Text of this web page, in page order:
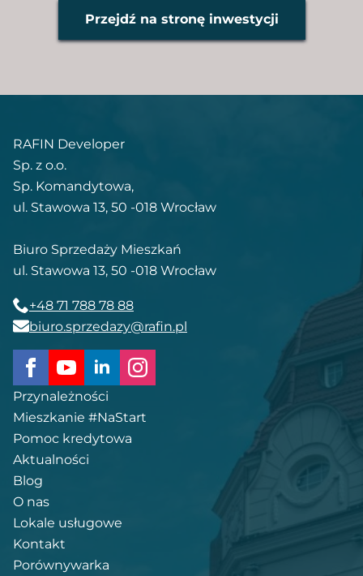
Przejdź na stronę inwestycji
RAFIN Developer
Sp. z o.o.
Sp. Komandytowa,
ul. Stawowa 13, 50 -018 Wrocław
Biuro Sprzedaży Mieszkań
ul. Stawowa 13, 50 -018 Wrocław
+48 71 788 78 88
biuro.sprzedazy@rafin.pl
Przynależności
Mieszkanie #NaStart
Pomoc kredytowa
Aktualności
Blog
O nas
Lokale usługowe
Kontakt
Porównywarka